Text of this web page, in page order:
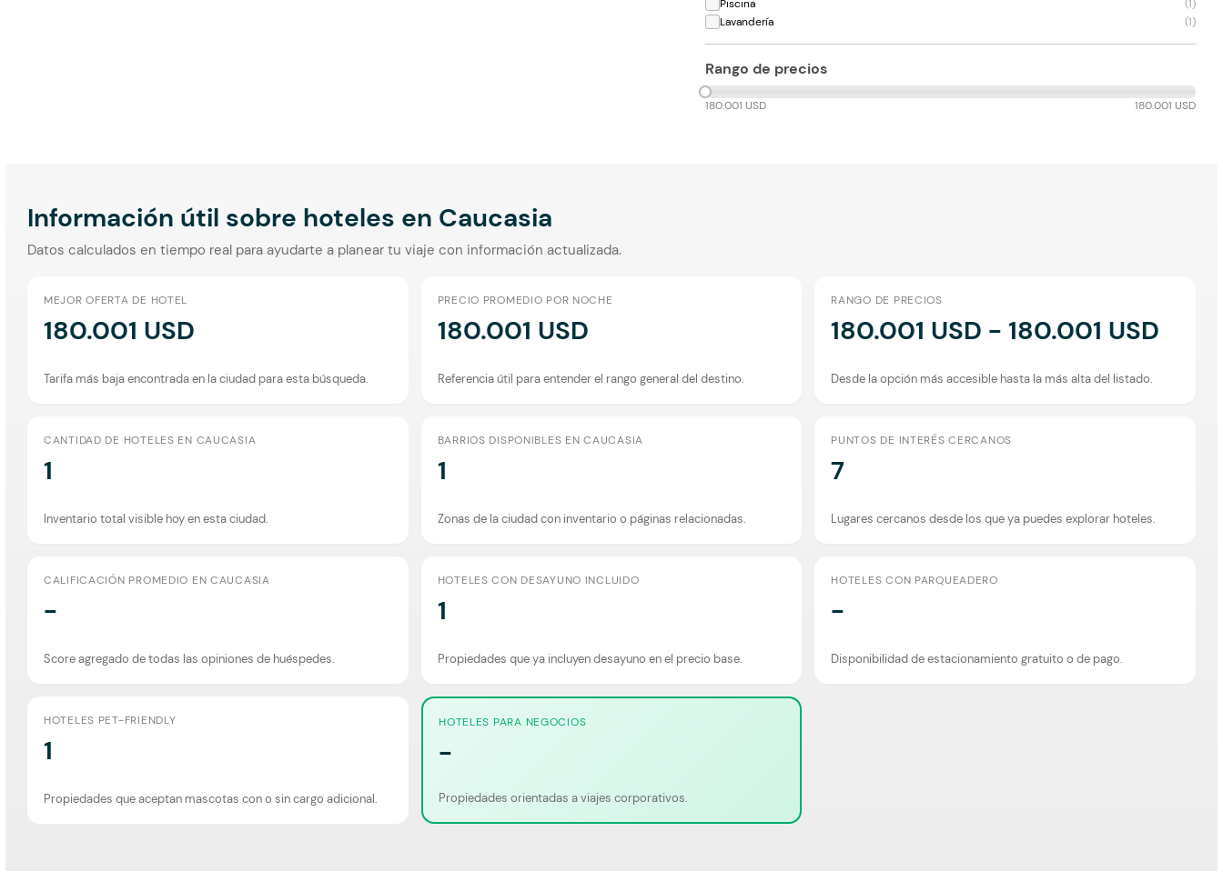
Piscina
(1)
Lavandería
(1)
Rango de precios
180.001 USD 180.001 USD
Información útil sobre hoteles en Caucasia
Datos calculados en tiempo real para ayudarte a planear tu viaje con información actualizada.
MEJOR OFERTA DE HOTEL
180.001 USD
Tarifa más baja encontrada en la ciudad para esta búsqueda.
PRECIO PROMEDIO POR NOCHE
180.001 USD
Referencia útil para entender el rango general del destino.
RANGO DE PRECIOS
180.001 USD - 180.001 USD
Desde la opción más accesible hasta la más alta del listado.
CANTIDAD DE HOTELES EN CAUCASIA
1
Inventario total visible hoy en esta ciudad.
BARRIOS DISPONIBLES EN CAUCASIA
1
Zonas de la ciudad con inventario o páginas relacionadas.
PUNTOS DE INTERÉS CERCANOS
7
Lugares cercanos desde los que ya puedes explorar hoteles.
CALIFICACIÓN PROMEDIO EN CAUCASIA
-
Score agregado de todas las opiniones de huéspedes.
HOTELES CON DESAYUNO INCLUIDO
1
Propiedades que ya incluyen desayuno en el precio base.
HOTELES CON PARQUEADERO
-
Disponibilidad de estacionamiento gratuito o de pago.
HOTELES PET-FRIENDLY
1
Propiedades que aceptan mascotas con o sin cargo adicional.
HOTELES PARA NEGOCIOS
-
Propiedades orientadas a viajes corporativos.